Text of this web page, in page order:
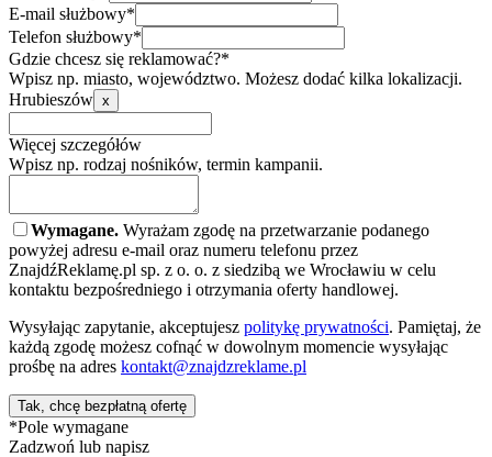
E-mail służbowy*
Telefon służbowy*
Gdzie chcesz się reklamować?*
Wpisz np. miasto, województwo. Możesz dodać kilka lokalizacji.
Hrubieszów x
Więcej szczegółów
Wpisz np. rodzaj nośników, termin kampanii.
Wymagane. Wyrażam zgodę na przetwarzanie podanego
powyżej adresu e-mail oraz numeru telefonu przez
ZnajdźReklamę.pl sp. z o. o. z siedzibą we Wrocławiu w celu
kontaktu bezpośredniego i otrzymania oferty handlowej.
Wysyłając zapytanie, akceptujesz politykę prywatności. Pamiętaj, że
każdą zgodę możesz cofnąć w dowolnym momencie wysyłając
prośbę na adres kontakt@znajdzreklame.pl
Tak, chcę bezpłatną ofertę
*Pole wymagane
Zadzwoń lub napisz